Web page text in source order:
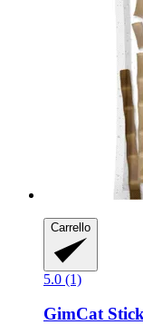
Carrello
5.0 (1)
GimCat